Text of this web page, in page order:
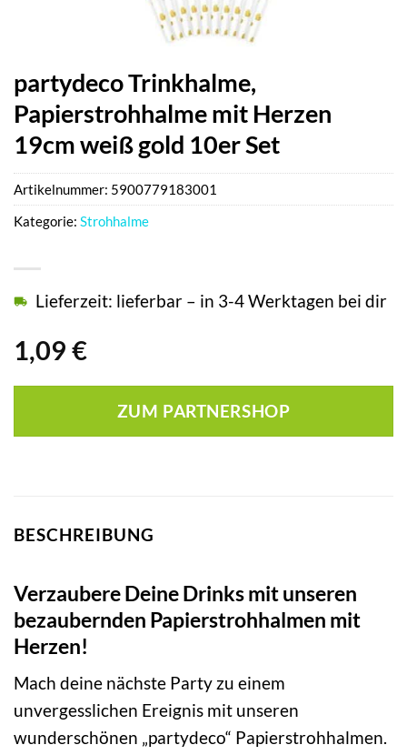
partydeco Trinkhalme,
Papierstrohhalme mit Herzen
19cm weiß gold 10er Set
1,09 €
Lieferzeit: lieferbar – in 3-4 Werktagen bei dir
ZUM PARTNERSHOP
Artikelnummer: 5900779183001
Kategorie: Strohhalme
BESCHREIBUNG
Verzaubere Deine Drinks mit unseren
bezaubernden Papierstrohhalmen mit
Herzen!
Mach deine nächste Party zu einem
unvergesslichen Ereignis mit unseren
wunderschönen „partydeco“ Papierstrohhalmen.